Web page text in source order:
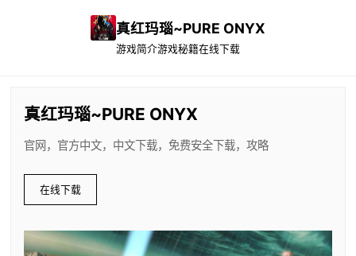
真红玛瑙~PURE ONYX
游戏简介游戏秘籍在线下载
真红玛瑙~PURE ONYX
官网，官方中文，中文下载，免费安全下载，攻略
在线下载